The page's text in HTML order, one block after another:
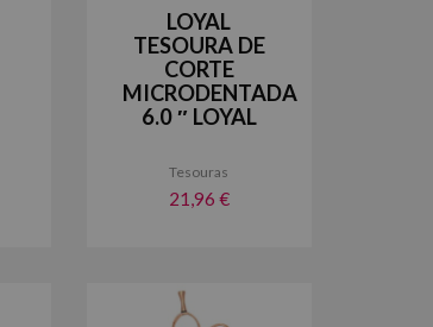
LOYAL
TESOURA DE
CORTE
MICRODENTADA
6.0 ″ LOYAL
Tesouras
21,96 €